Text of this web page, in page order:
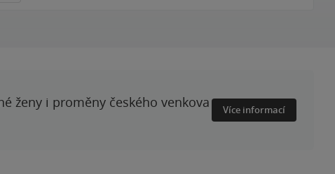
ženy i proměny českého venkova
Více informací